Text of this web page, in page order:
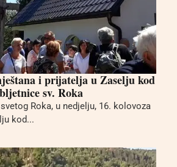
i prijatelja u Zaselju kod
sv. Roka
Roka, u nedjelju, 16. kolovoza
kod...